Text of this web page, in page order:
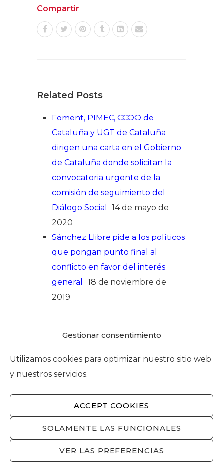
Gestionar consentimiento
Utilizamos cookies para optimizar nuestro sitio web
y nuestros servicios.
ACCEPT COOKIES
SOLAMENTE LAS FUNCIONALES
VER LAS PREFERENCIAS
Compartir
Related Posts
Foment, PIMEC, CCOO de
Cataluña y UGT de Cataluña
dirigen una carta en el Gobierno
de Cataluña donde solicitan la
convocatoria urgente de la
comisión de seguimiento del
Diálogo Social
14 de mayo de
2020
Sánchez Llibre pide a los políticos
que pongan punto final al
conflicto en favor del interés
general
18 de noviembre de
2019
Recibir nuestras noticias